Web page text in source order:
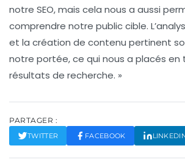
notre SEO, mais cela nous a aussi
comprendre notre public cible.
et la création de contenu pertinent
notre portée, ce qui nous a placés en
résultats de recherche. »
PARTAGER :
TWITTER FACEBOOK